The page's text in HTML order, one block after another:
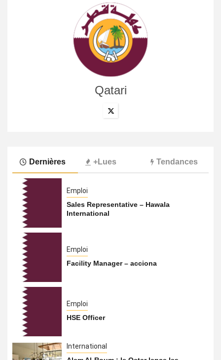
Qatari
Dernières +Lues Tendances
Emploi
Sales Representative – Hawala
International
Emploi
Facility Manager – acciona
Emploi
HSE Officer
International